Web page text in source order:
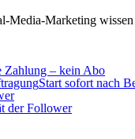
Marketing
Zahlung – kein Abo
Start sofort nach
der Follower